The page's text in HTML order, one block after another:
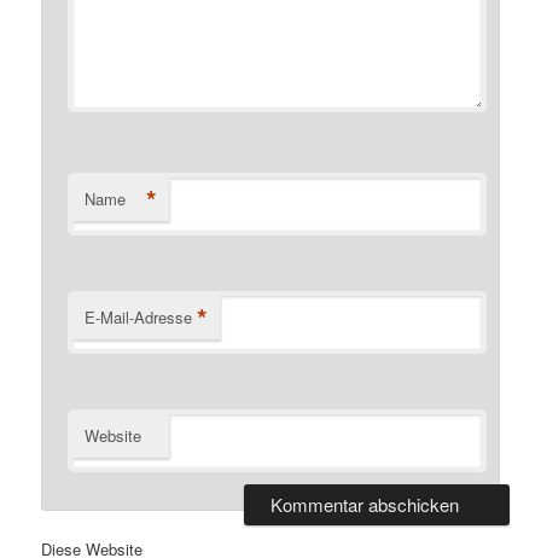
Name *
E-Mail-Adresse *
Website
Diese Website